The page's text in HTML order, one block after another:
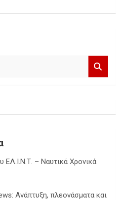
ΕΛ.Ι.Ν.Τ. – Ναυτικά Χρονικά
Ανάπτυξη, πλεονάσματα και